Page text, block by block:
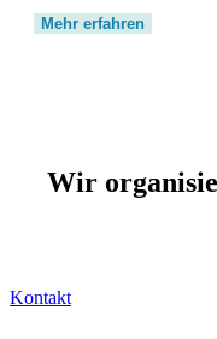
Mehr erfahren
Wir
Kontakt